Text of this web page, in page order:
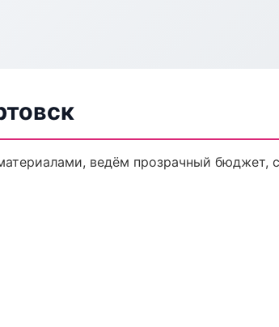
ведём прозрачный бюджет,